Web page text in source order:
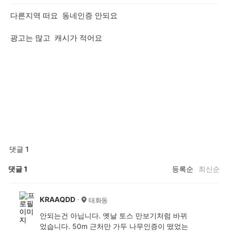
다른지역 떠요 동네인증 안되요
광고는 많고 캐시가 적어요
댓글 1
댓글1 등록순 최신순
KRAAQDD 태화동
안되는건 아닙니다. 옛날 토스 만보기처럼 바뀌
었습니다. 50m 근처만 가두 나무인증이 떴었는